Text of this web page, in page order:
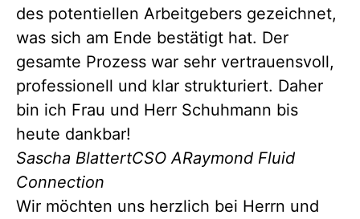
des potentiellen Arbeitgebers gezeichnet,
was sich am Ende bestätigt hat. Der
gesamte Prozess war sehr vertrauensvoll,
professionell und klar strukturiert. Daher
bin ich Frau und Herr Schuhmann bis
heute dankbar!
Sascha BlattertCSO ARaymond Fluid
Connection
Wir möchten uns herzlich bei Herrn und